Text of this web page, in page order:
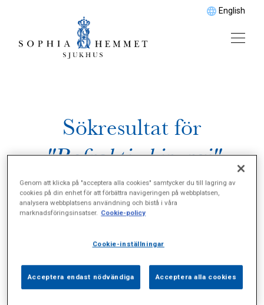
English
Sökresultat för
"Refraktiv kirurgi"
Genom att klicka på "acceptera alla cookies" samtycker du till lagring av
cookies på din enhet för att förbättra navigeringen på webbplatsen,
analysera webbplatsens användning och bistå i våra
marknadsföringsinsatser. Cookie-policy
Cookie-inställningar
Acceptera endast nödvändiga Acceptera alla cookies